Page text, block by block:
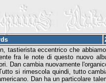
tastierista eccentrico che
fra le note di questo nuovo
Dan cambia nuovamente
si rimescola quindi, tutto
Dan ha un particolare